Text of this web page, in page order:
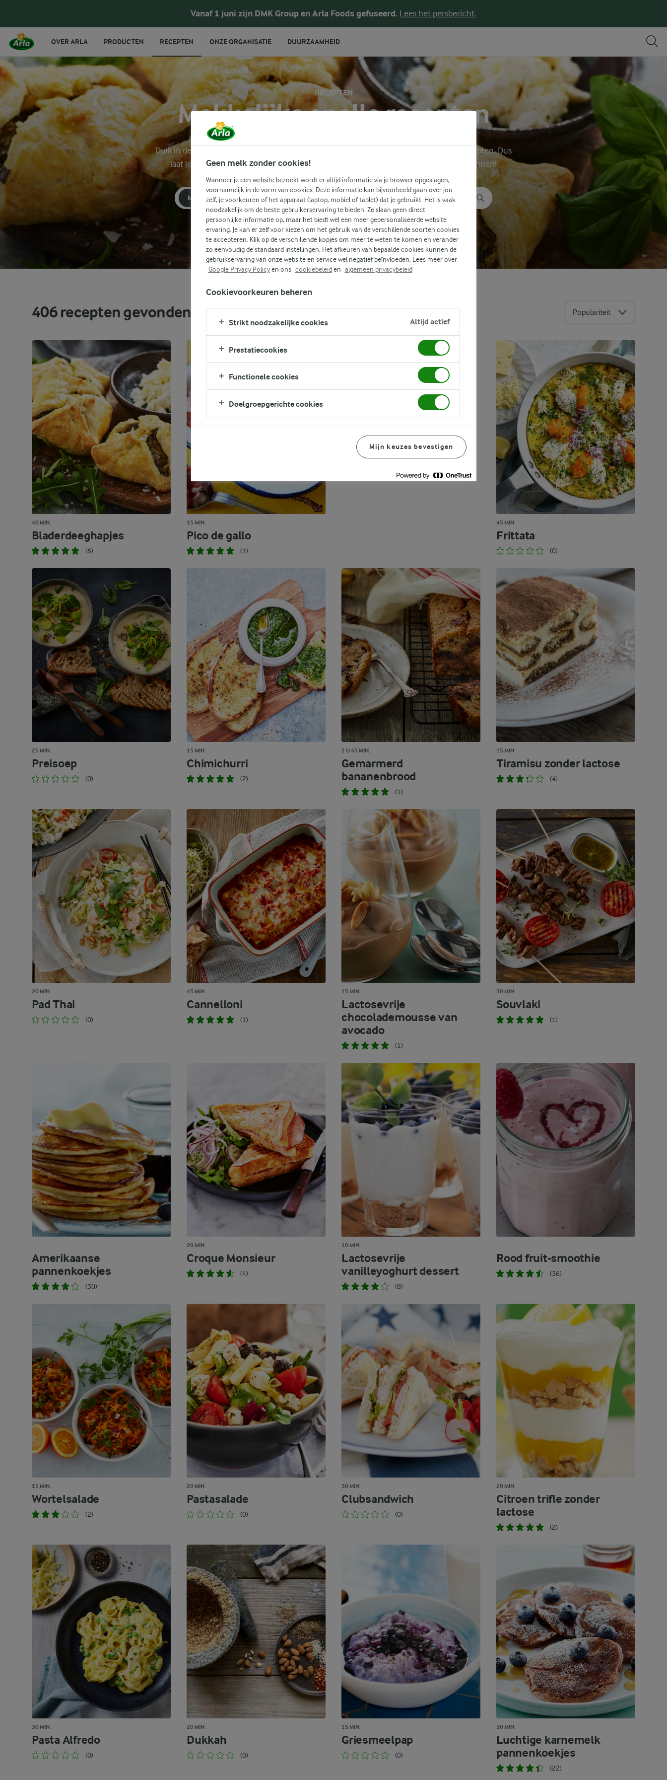
Vanaf 1 juni zijn DMK Group en Arla Foods gefuseerd. Lees het persbericht.
OVER ARLA PRODUCTEN RECEPTEN ONZE ORGANISATIE DUURZAAMHEID
RECEPTEN
Makkelijke snelle recepten
Duik in de wereld van makkelijke snelle recepten. Dit is een plek boordevol heerlijke recepten. Dus
laat je inspireren door verschillende ideeën en het volgende food avontuur kan beginnen!
MAKKELIJK SNEL
Zoek categorie
Zoek zoektermen in te voeren
FILTER
406recepten gevonden Populariteit
40 MIN.
Bladerdeeghapjes
(6)
15 MIN.
Pico de gallo
(1)
GERELATEERDE CATEGORIEËN
MAKKELIJKE RECEPTEN
MAKKELIJK AVONDETEN
MAKKELIJKE RECEPTEN VOOR
AVONDETEN
MAKKELIJKE GEZONDE RECEPTEN
SNELLE
MAKKELIJKE
VOORGERECHTEN
MAKKELIJKE
TOETJES
SNELLE
RECEPTEN
MAKKELIJKE
PASTA
RECEPTEN
MAKKELIJKE
VEGETARISCHE
RECEPTEN
Bekijk meer
45 MIN.
Frittata
(0)
25 MIN.
Preisoep
(0)
15 MIN.
Chimichurri
(2)
1 U 45 MIN.
Gemarmerd
bananenbrood
(1)
15 MIN.
Tiramisu zonder lactose
(4)
20 MIN.
Pad Thai
(0)
45 MIN.
Cannelloni
(1)
15 MIN.
Lactosevrije
chocolademousse van
avocado
(1)
30 MIN.
Souvlaki
(1)
Amerikaanse
pannenkoekjes
(30)
20 MIN.
Croque Monsieur
(4)
10 MIN.
Lactosevrije
vanilleyoghurt dessert
(8)
Rood fruit-smoothie
(36)
15 MIN.
Wortelsalade
(2)
20 MIN.
Pastasalade
(0)
30 MIN.
Clubsandwich
(0)
20 MIN.
Citroen trifle zonder
lactose
(2)
30 MIN.
Pasta Alfredo
(0)
20 MIN.
Dukkah
(0)
15 MIN.
Griesmeelpap
(0)
30 MIN.
Luchtige karnemelk
pannenkoekjes
(22)
Geen melk zonder cookies!
Wanneer je een website bezoekt wordt er altijd informatie via je browser opgeslagen,
voornamelijk in de vorm van cookies. Deze informatie kan bijvoorbeeld gaan over jou
zelf, je voorkeuren of het apparaat (laptop, mobiel of tablet) dat je gebruikt. Het is vaak
noodzakelijk om de beste gebruikerservaring te bieden. Ze slaan geen direct
persoonlijke informatie op, maar het biedt wel een meer gepersonaliseerde website
ervaring. Je kan er zelf voor kiezen om het gebruik van de verschillende soorten cookies
te accepteren. Klik op de verschillende kopjes om meer te weten te komen en verander
zo eenvoudig de standaard instellingen. Het afkeuren van bepaalde cookies kunnen de
gebruikservaring van onze website en service wel negatief beïnvloeden. Lees meer over
Google Privacy Policyen ons cookiebeleiden algemeen privacybeleid
Cookievoorkeuren beheren
Strikt noodzakelijke cookies Altijd actief
Prestatiecookies
Functionele cookies
Doelgroepgerichte cookies
Mijn keuzes bevestigen